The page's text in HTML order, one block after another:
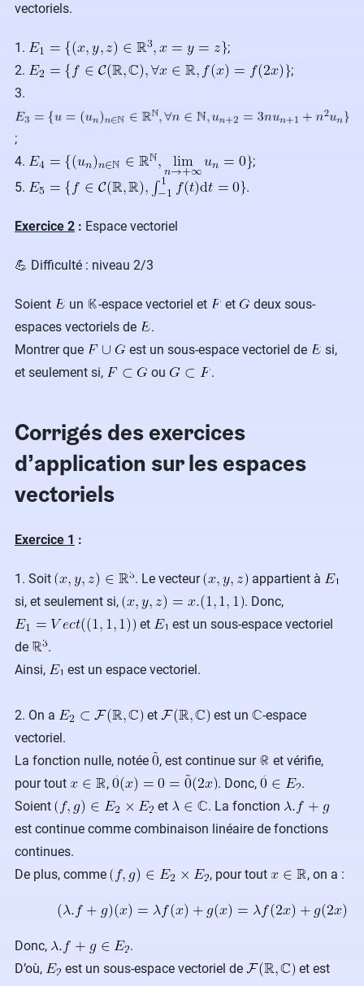
vectoriels.
1.
;
2.
;
3.
;
4.
;
5.
.
Exercice 2 : Espace vectoriel
💪 Difficulté : niveau 2/3
Soient un -espace vectoriel et et
deux sous-
espaces vectoriels de
.
Montrer que
est un sous-espace vectoriel de
si,
et seulement si,
ou .
Corrigés des exercices
d’application sur les espaces
vectoriels
Exercice 1 :
1. Soit . Le vecteur
appartient à
si, et seulement si,
. Donc,
et
est un sous-espace vectoriel
de
.
Ainsi,
est un espace vectoriel.
2. On a et est un
-espace
vectoriel.
La fonction nulle, notée
, est continue sur
et vérifie,
pour tout
, . Donc,
.
Soient
et
. La fonction
est continue comme combinaison linéaire de fonctions
continues.
De plus, comme
, pour tout , on a :
Donc,
.
D’où,
est un sous-espace vectoriel de
et est